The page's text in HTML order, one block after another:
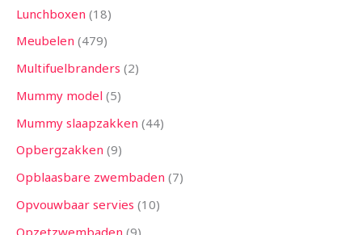
Lunchboxen 18
Meubelen 479
Multifuelbranders 2
Mummy model 5
Mummy slaapzakken 44
Opbergzakken 9
Opblaasbare zwembaden 7
Opvouwbaar servies 10
Opzetzwembaden 9